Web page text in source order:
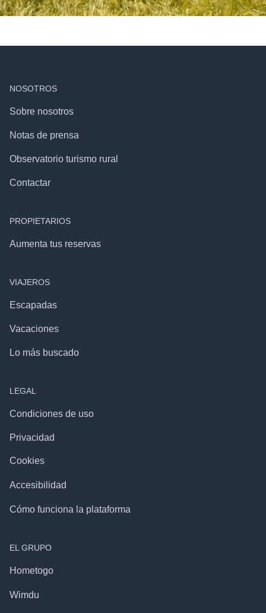
NOSOTROS
Sobre nosotros
Notas de prensa
Observatorio turismo rural
Contactar
PROPIETARIOS
Aumenta tus reservas
VIAJEROS
Escapadas
Vacaciones
Lo más buscado
LEGAL
Condiciones de uso
Privacidad
Cookies
Accesibilidad
Cómo funciona la plataforma
EL GRUPO
Hometogo
Wimdu